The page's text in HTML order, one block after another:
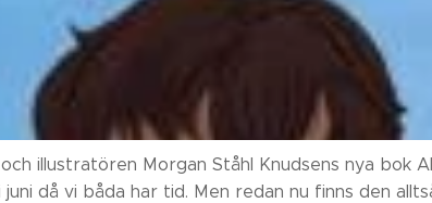
och illustratören Morgan Ståhl Knudsens nya
då vi båda har tid. Men redan nu finns den